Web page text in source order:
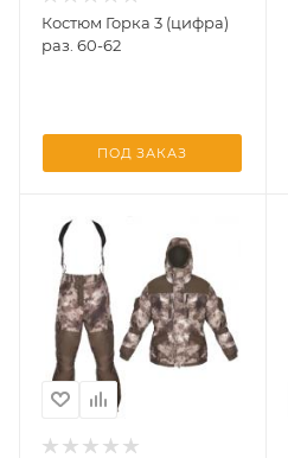
Костюм Горка 3 (цифра)
раз. 60-62
ПОД ЗАКАЗ